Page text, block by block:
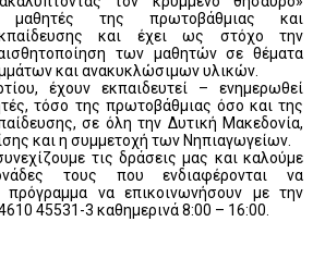
μαθητές της πρωτοβάθμιας και
και έχει ως στόχο την
των μαθητών σε θέματα
και ανακυκλώσιμων υλικών.
έχουν εκπαιδευτεί – ενημερωθεί
τόσο της πρωτοβάθμιας όσο και της
σε όλη την Δυτική Μακεδονία,
και η συμμετοχή των Νηπιαγωγείων.
τις δράσεις μας και καλούμε
τους που ενδιαφέρονται να
πρόγραμμα να επικοινωνήσουν με την
45531-3 καθημερινά 8:00 – 16:00.